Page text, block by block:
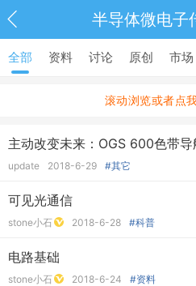
半导体微电子
全部 资料 讨论 原创 市场
滚动浏览或者点
主动改变未来：OGS 600色带导
update 2018-6-29 #其它
可见光通信
stone小石 2018-6-28 #科普
电路基础
stone小石 2018-6-24 #资料